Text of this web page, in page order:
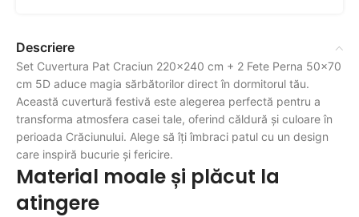
Descriere
Set Cuvertura Pat Craciun 220×240 cm + 2 Fete Perna 50×70
cm 5D aduce magia sărbătorilor direct în dormitorul tău.
Această cuvertură festivă este alegerea perfectă pentru a
transforma atmosfera casei tale, oferind căldură și culoare în
perioada Crăciunului. Alege să îți îmbraci patul cu un design
care inspiră bucurie și fericire.
Material moale și plăcut la
atingere